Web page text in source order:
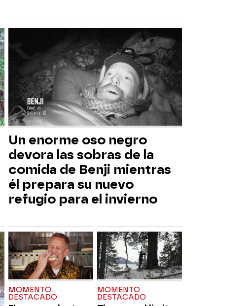
Un enorme oso negro
devora las sobras de la
comida de Benji mientras
él prepara su nuevo
refugio para el invierno
MOMENTO
DESTACADO
MOMENTO
DESTACADO